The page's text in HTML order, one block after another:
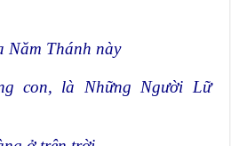
Năm Thánh này
con, là Những Người Lữ